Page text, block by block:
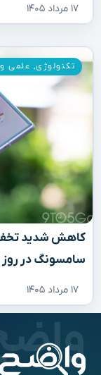
۱۷ مرداد ۱۴۰۵
سامسونگ در روز
۱۷ مرداد ۱۴۰۵
تکنولوژی, علمی